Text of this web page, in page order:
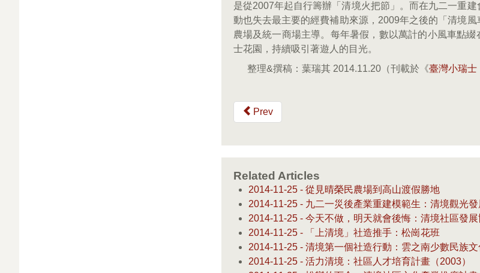
是從2007年起自行籌辦「清境火把節」。而在九二一重
動也失去最主要的經費補助來源，2009年之後的「清境
農場及統一商場主導。每年暑假，數以萬計的小風車點
士花園，持續吸引著遊人的目光。
整理&撰稿：葉瑞其 2014.11.20（刊載於《臺灣小瑞士
Prev
Related Articles
2014-11-25 - 從見晴榮民農場到高山渡假勝地
2014-11-25 - 九二一災後產業重建模範生：清境觀光
2014-11-25 - 今天不做，明天就會後悔：清境社區發展
2014-11-25 - 「上清境」社造推手：松崗花班
2014-11-25 - 清境第一個社造行動：雲之南少數民族文
2014-11-25 - 活力清境：社區人才培育計畫（2003）